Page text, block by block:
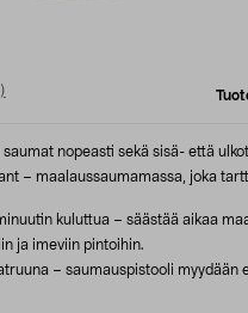
)
nopeasti sekä sisä- että
– maalaussaumamassa, joka
kuluttua – säästää aikaa
ja imeviin pintoihin.
– saumauspistooli myydään